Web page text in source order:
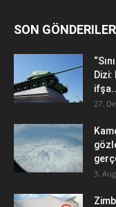
SON GÖNDERILER
Dizi:
27.
3.